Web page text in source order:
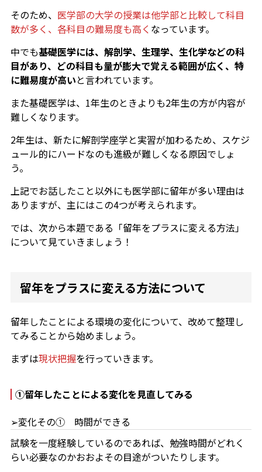
そのため、 医学部の大学の授業は他学部と比較して科目
数が多く、各科目の難易度も高く なっています。
中でも基礎医学には、解剖学、生理学、生化学などの科
目があり、どの科目も量が膨大で覚える範囲が広く、特
に難易度が高いと言われています。
また基礎医学は、1年生のときよりも2年生の方が内容が
難しくなります。
2年生は、新たに解剖学座学と実習が加わるため、スケジ
ュール的にハードなのも進級が難しくなる原因でしょ
う。
上記でお話したこと以外にも医学部に留年が多い理由は
ありますが、主にはこの4つが考えられます。
では、次から本題である「留年をプラスに変える方法」
について見ていきましょう！
留年をプラスに変える方法について
留年したことによる環境の変化について、改めて整理し
てみることから始めましょう。
まずは現状把握を行っていきます。
①留年したことによる変化を見直してみる
➢変化その① 時間ができる
試験を一度経験しているのであれば、勉強時間がどれく
らい必要なのかおおよその目途がついたりします。